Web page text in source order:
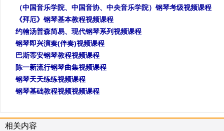
（中国音乐学院、中国音协、中央音乐学院）钢琴考级视频课程
《拜厄》钢琴基本教程视频课程
约翰汤普森简易、现代钢琴系列视频课程
钢琴即兴演奏(伴奏)视频课程
巴斯蒂安钢琴教程视频课程
陈一新流行钢琴曲集视频课程
钢琴天天练练视频课程
钢琴基础教程视频视频课程
相关内容